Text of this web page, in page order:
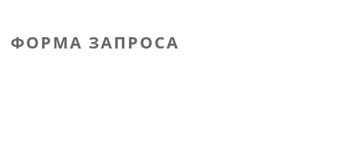
ФОРМА ЗАПРОСА